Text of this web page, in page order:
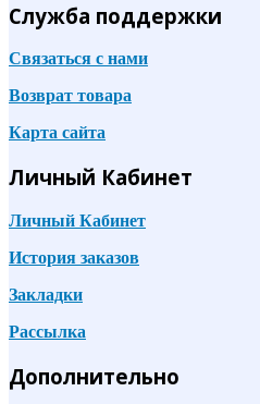
Служба поддержки
Связаться с нами
Возврат товара
Карта сайта
Личный Кабинет
Личный Кабинет
История заказов
Закладки
Рассылка
Дополнительно